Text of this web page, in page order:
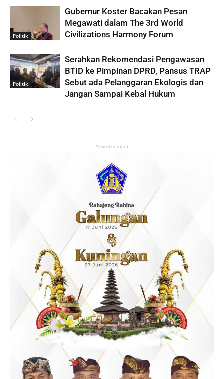
Politik
Gubernur Koster Bacakan Pesan
Megawati dalam The 3rd World
Civilizations Harmony Forum
Politik
Serahkan Rekomendasi Pengawasan
BTID ke Pimpinan DPRD, Pansus TRAP
Sebut ada Pelanggaran Ekologis dan
Jangan Sampai Kebal Hukum
- Advertisement -